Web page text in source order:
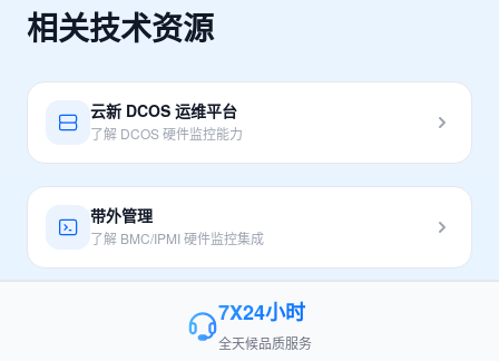
ECC错误计数等。
度、显存使用率、GPU利用率、功耗等指标。支持多GPU服务
器监控，可设置GPU温度过高或利用率异常等告警规则。
相关技术资源
云新 DCOS 运维平台
了解 DCOS 硬件监控能力
带外管理
了解 BMC/IPMI 硬件监控集成
7X24小时
全天候品质服务